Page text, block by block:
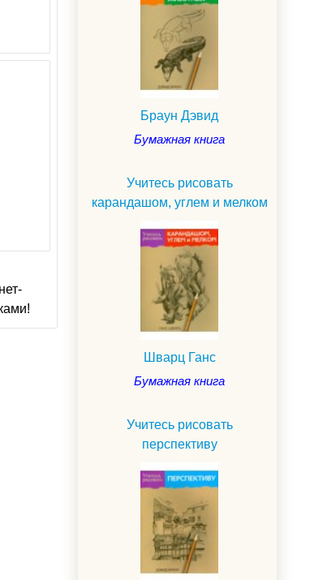
Браун Дэвид
Бумажная книга
Учитесь рисовать
карандашом, углем и мелком
Шварц Ганс
Бумажная книга
Учитесь рисовать
перспективу